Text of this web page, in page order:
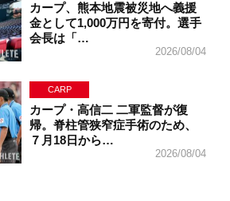
カープ、熊本地震被災地へ義援
金として1,000万円を寄付。選手
会長は「…
2026/08/04
CARP
カープ・高信二 二軍監督が復
帰。脊柱管狭窄症手術のため、
７月18日から…
2026/08/04